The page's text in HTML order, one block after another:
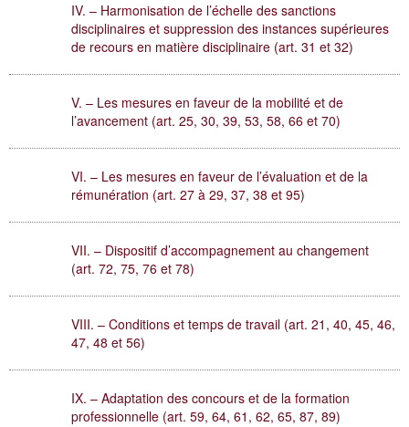
IV. – Harmonisation de l’échelle des sanctions
disciplinaires et suppression des instances supérieures
de recours en matière disciplinaire (art. 31 et 32)
V. – Les mesures en faveur de la mobilité et de
l’avancement (art. 25, 30, 39, 53, 58, 66 et 70)
VI. – Les mesures en faveur de l’évaluation et de la
rémunération (art. 27 à 29, 37, 38 et 95)
VII. – Dispositif d’accompagnement au changement
(art. 72, 75, 76 et 78)
VIII. – Conditions et temps de travail (art. 21, 40, 45, 46,
47, 48 et 56)
IX. – Adaptation des concours et de la formation
professionnelle (art. 59, 64, 61, 62, 65, 87, 89)